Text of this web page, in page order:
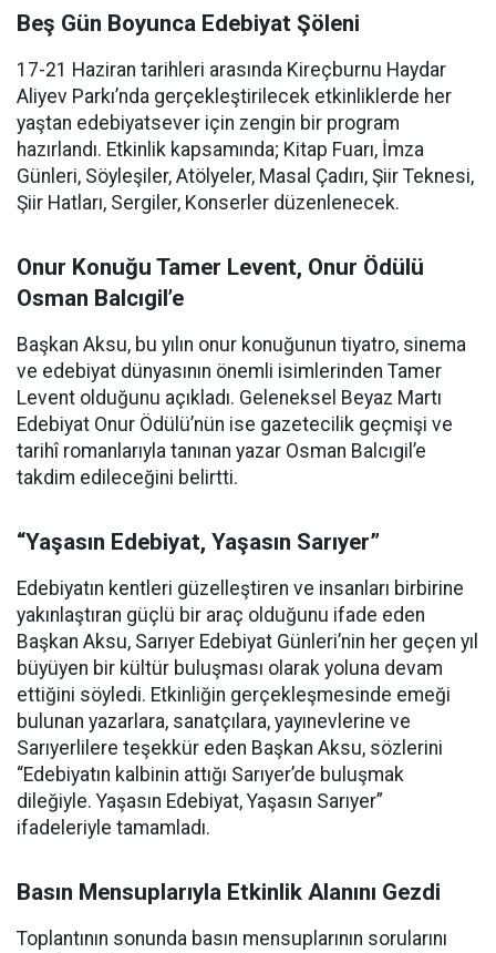
Beş Gün Boyunca Edebiyat Şöleni
17-21 Haziran tarihleri arasında Kireçburnu Haydar
Aliyev Parkı’nda gerçekleştirilecek etkinliklerde her
yaştan edebiyatsever için zengin bir program
hazırlandı. Etkinlik kapsamında; Kitap Fuarı, İmza
Günleri, Söyleşiler, Atölyeler, Masal Çadırı, Şiir Teknesi,
Şiir Hatları, Sergiler, Konserler düzenlenecek.
Onur Konuğu Tamer Levent, Onur Ödülü
Osman Balcıgil’e
Başkan Aksu, bu yılın onur konuğunun tiyatro, sinema
ve edebiyat dünyasının önemli isimlerinden Tamer
Levent olduğunu açıkladı. Geleneksel Beyaz Martı
Edebiyat Onur Ödülü’nün ise gazetecilik geçmişi ve
tarihî romanlarıyla tanınan yazar Osman Balcıgil’e
takdim edileceğini belirtti.
“Yaşasın Edebiyat, Yaşasın Sarıyer”
Edebiyatın kentleri güzelleştiren ve insanları birbirine
yakınlaştıran güçlü bir araç olduğunu ifade eden
Başkan Aksu, Sarıyer Edebiyat Günleri’nin her geçen yıl
büyüyen bir kültür buluşması olarak yoluna devam
ettiğini söyledi. Etkinliğin gerçekleşmesinde emeği
bulunan yazarlara, sanatçılara, yayınevlerine ve
Sarıyerlilere teşekkür eden Başkan Aksu, sözlerini
“Edebiyatın kalbinin attığı Sarıyer’de buluşmak
dileğiyle. Yaşasın Edebiyat, Yaşasın Sarıyer”
ifadeleriyle tamamladı.
Basın Mensuplarıyla Etkinlik Alanını Gezdi
Toplantının sonunda basın mensuplarının sorularını